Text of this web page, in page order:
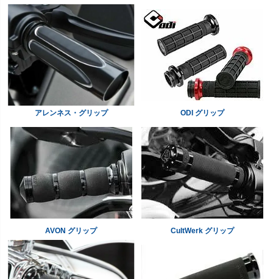
アレンネス・グリップ ODI グリップ
AVON グリップ CultWerk グリップ